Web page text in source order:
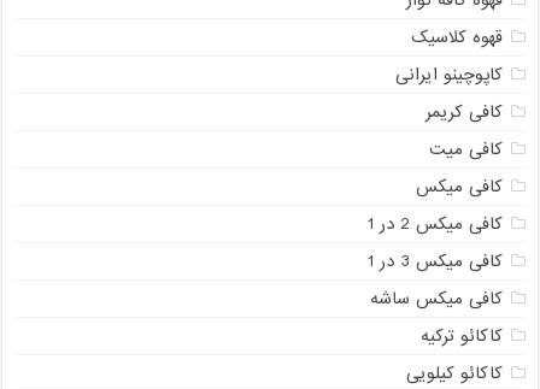
قهوه کلاسیک
کاپوچینو ایرانی
کافی کریمر
کافی میت
کافی میکس
کافی میکس 2 در 1
کافی میکس 3 در 1
کافی میکس ساشه
کاکائو ترکیه
کاکائو کیلویی